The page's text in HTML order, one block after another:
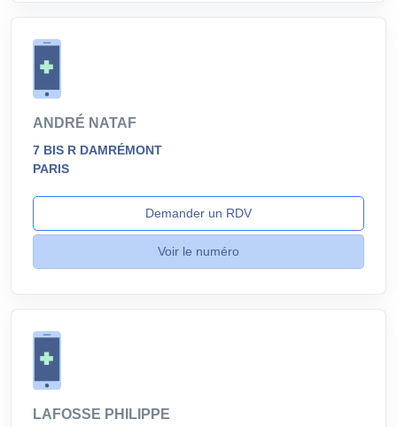
ANDRÉ NATAF
7 BIS R DAMRÉMONT
PARIS
Demander un RDV
Voir le numéro
LAFOSSE PHILIPPE